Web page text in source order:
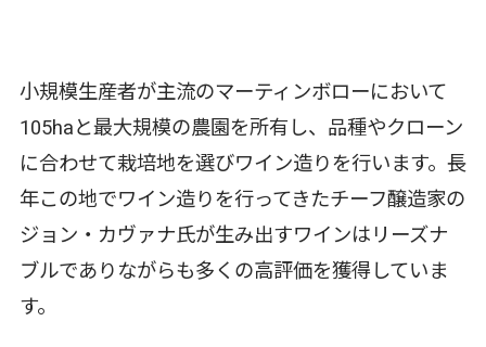
小規模生産者が主流のマーティンボローにおいて
105haと最大規模の農園を所有し、品種やクローン
に合わせて栽培地を選びワイン造りを行います。長
年この地でワイン造りを行ってきたチーフ醸造家の
ジョン・カヴァナ氏が生み出すワインはリーズナ
ブルでありながらも多くの高評価を獲得していま
す。